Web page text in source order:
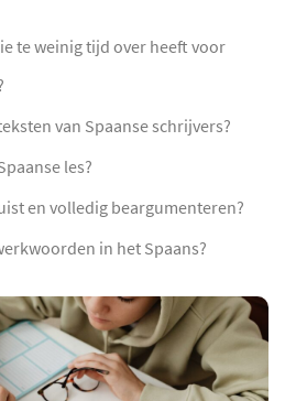
te weinig tijd over heeft voor
van Spaanse schrijvers?
les?
en volledig beargumenteren?
in het Spaans?